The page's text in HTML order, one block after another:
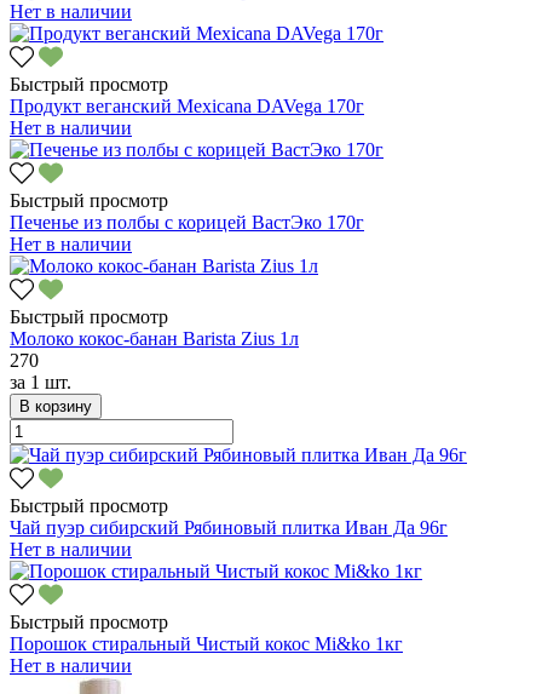
Нет в наличии
Быстрый просмотр
Продукт веганский Mexicana DAVega 170г
Нет в наличии
Быстрый просмотр
Печенье из полбы с корицей ВастЭко 170г
Нет в наличии
Быстрый просмотр
Молоко кокос-банан Barista Zius 1л
270
за 1 шт.
В корзину
Быстрый просмотр
Чай пуэр сибирский Рябиновый плитка Иван Да 96г
Нет в наличии
Быстрый просмотр
Порошок стиральный Чистый кокос Mi&ko 1кг
Нет в наличии